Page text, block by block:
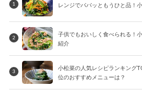
1 レンジでパパッともうひと品！
2
子供でもおいしく食べられる！
紹介
3
小松菜の人気レシピランキング
位のおすすめメニューは？